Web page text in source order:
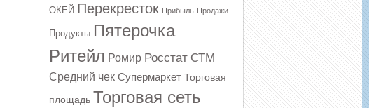
ОКЕЙ Перекресток Прибыль Продажи
Продукты Пятерочка
Ритейл Ромир Росстат СТМ
Средний чек Супермаркет Торговая
площадь Торговая сеть